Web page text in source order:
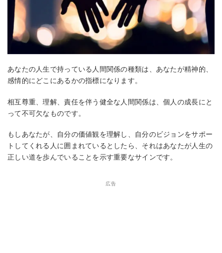
あなたの人生で持っている人間関係の種類は、あなたが精神的、
感情的にどこにあるかの指標になります。
相互尊重、理解、責任を伴う健全な人間関係は、個人の成長にと
って不可欠なものです。
もしあなたが、自分の価値観を理解し、自分のビジョンをサポー
トしてくれる人に囲まれているとしたら、それはあなたが人生の
正しい道を歩んでいることを示す重要なサインです。
広告